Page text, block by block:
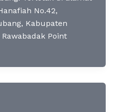
No.42,
Kabupaten
Point